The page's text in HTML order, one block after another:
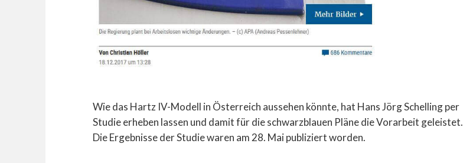
Wie das Hartz IV-Modell in Österreich aussehen könnte, hat Hans Jörg Schelling per
Studie erheben lassen und damit für die schwarzblauen Pläne die Vorarbeit geleistet.
Die Ergebnisse der Studie waren am 28. Mai publiziert worden.